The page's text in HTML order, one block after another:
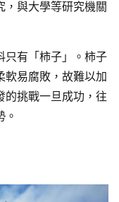
，與大學等研究機關
只有「柿子」。柿子
軟易腐敗，故難以加
的挑戰一旦成功，往
。